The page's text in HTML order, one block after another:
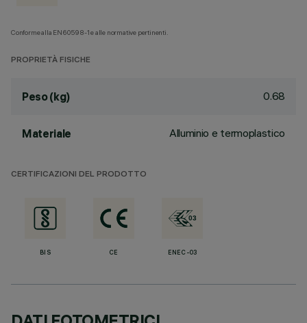
Conforme alla EN60598-1 e alle normative pertinenti.
PROPRIETÀ FISICHE
Peso (kg) 0.68
Materiale Alluminio e termoplastico
CERTIFICAZIONI DEL PRODOTTO
BIS CE ENEC-03